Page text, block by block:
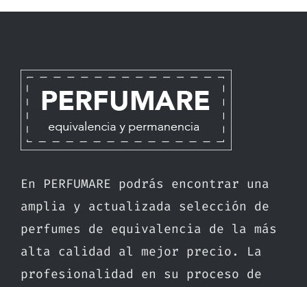
En PERFUMARE podrás encontrar una
amplia y actualizada selección de
perfumes de equivalencia de la más
alta calidad al mejor precio. La
profesionalidad en su proceso de